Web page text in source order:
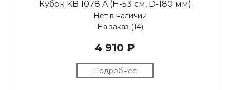
Кубок KB 1078 A (H-53 см, D-180 мм)
Нет в наличии
На заказ (14)
4 910 ₽
Подробнее